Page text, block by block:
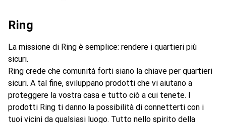
Ring
La missione di Ring è semplice: rendere i quartieri più
sicuri.
Ring crede che comunità forti siano la chiave per quartieri
sicuri. A tal fine, sviluppano prodotti che vi aiutano a
proteggere la vostra casa e tutto ciò a cui tenete. I
prodotti Ring ti danno la possibilità di connetterti con i
tuoi vicini da qualsiasi luogo. Tutto nello spirito della